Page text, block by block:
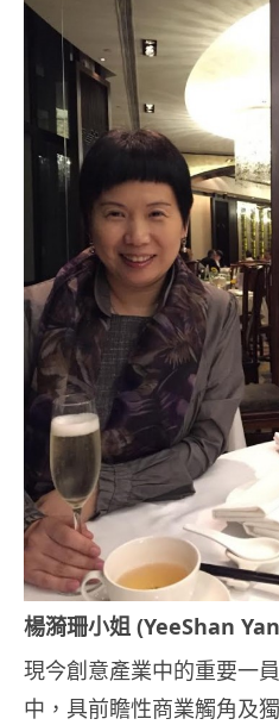
楊漪珊小姐 (YeeShan
現今創意產業中的重要一
中，具前瞻性商業觸角及